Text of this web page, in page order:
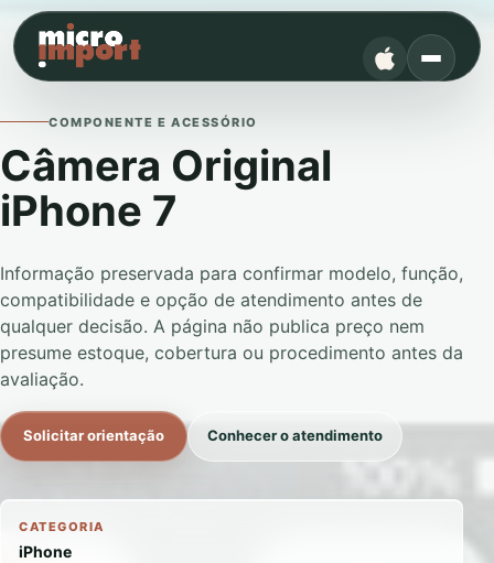
COMPONENTE E ACESSÓRIO
Câmera Original
iPhone 7
Informação preservada para confirmar modelo, função,
compatibilidade e opção de atendimento antes de
qualquer decisão. A página não publica preço nem
presume estoque, cobertura ou procedimento antes da
avaliação.
Solicitar orientação Conhecer o atendimento
CATEGORIA
iPhone